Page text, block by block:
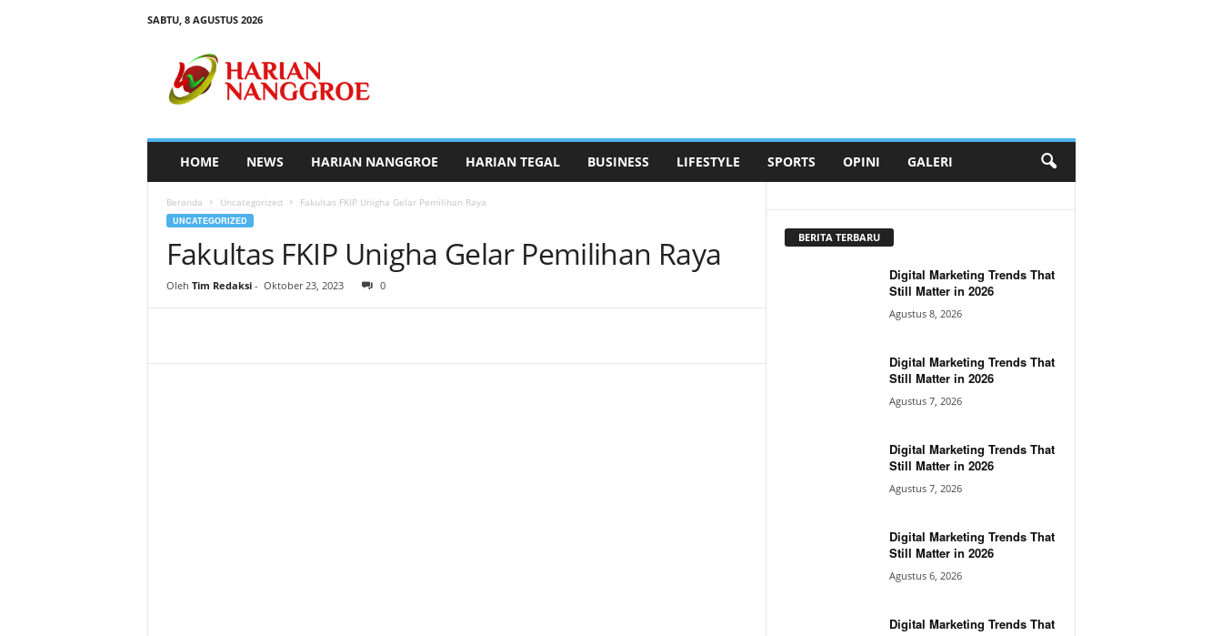
SABTU, 8 AGUSTUS 2026
HOME NEWS HARIAN NANGGROE HARIAN TEGAL BUSINESS LIFESTYLE SPORTS OPINI GALERI
Beranda Uncategorized Fakultas FKIP Unigha Gelar Pemilihan Raya
UNCATEGORIZED
Fakultas FKIP Unigha Gelar Pemilihan Raya
Oleh Tim Redaksi- Oktober 23, 2023 0
BERITA TERBARU
Digital Marketing Trends That
Still Matter in 2026
Agustus 8, 2026
Digital Marketing Trends That
Still Matter in 2026
Agustus 7, 2026
Digital Marketing Trends That
Still Matter in 2026
Agustus 7, 2026
Digital Marketing Trends That
Still Matter in 2026
Agustus 6, 2026
Digital Marketing Trends That